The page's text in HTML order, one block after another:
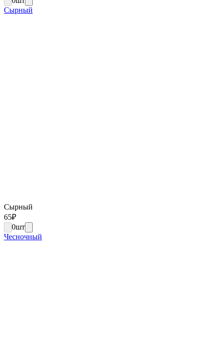
Сырный
Сырный
65₽
0шт
Чесночный